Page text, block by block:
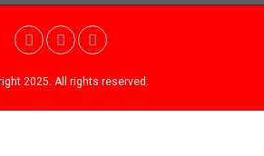
2025. All rights reserved.